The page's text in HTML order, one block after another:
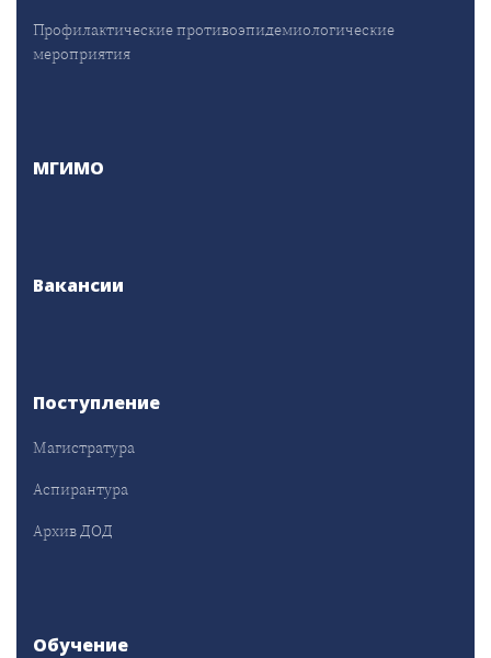
Профилактические противоэпидемиологические
мероприятия
МГИМО
Вакансии
Поступление
Магистратура
Аспирантура
Архив ДОД
Обучение